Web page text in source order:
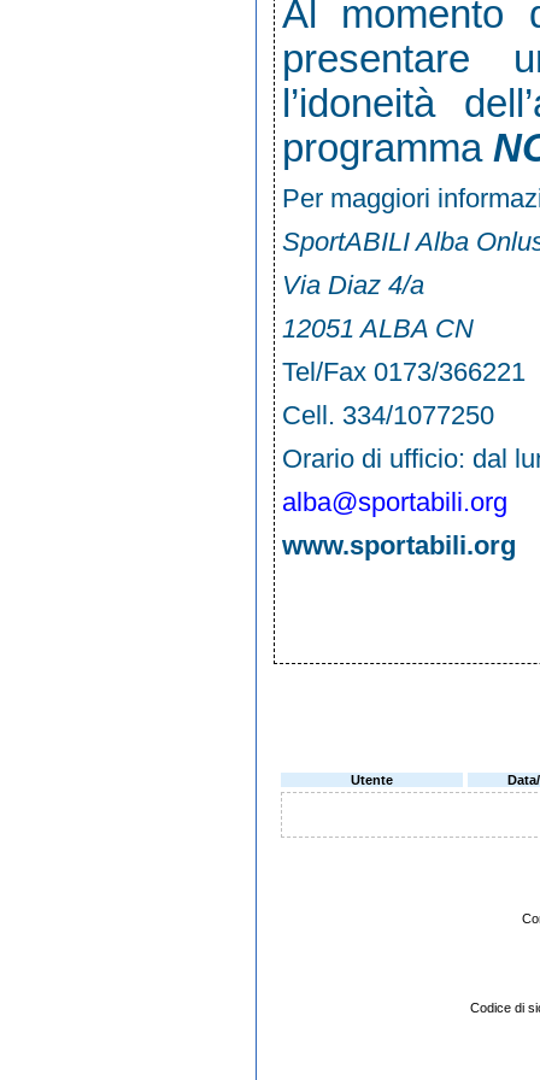
Al momento
presentare
l’idoneità
programma
Per maggiori
SportABILI Alba
Via Diaz 4/a
12051 ALBA CN
Tel/Fax 0173/366221
Cell. 334/1077250
Orario di ufficio: dal
alba@sportabili.org
www.sportabili.org
Utente
Codice di